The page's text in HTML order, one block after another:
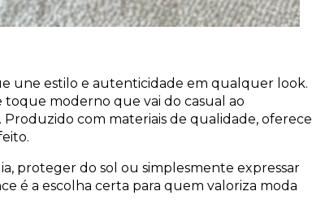
une estilo e autenticidade em qualquer look.
moderno que vai do casual ao
com materiais de qualidade, oferece
proteger do sol ou simplesmente expressar
é a escolha certa para quem valoriza moda